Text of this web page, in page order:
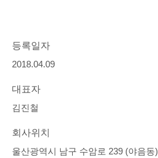
등록일자
2018.04.09
대표자
김진철
회사위치
울산광역시 남구 수암로 239 (야음동)